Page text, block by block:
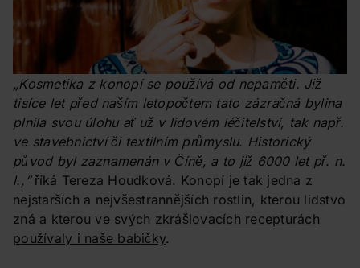
„Kosmetika z konopí se používá od nepaměti. Již
tisíce let před naším letopočtem tato zázračná bylina
plnila svou úlohu ať už v lidovém léčitelství, tak např.
ve stavebnictví či textilním průmyslu. Historický
původ byl zaznamenán v Číně, a to již 6000 let př. n.
l.,“říká Tereza Houdková. Konopí je tak jedna z
nejstarších a nejvšestrannějších rostlin, kterou lidstvo
zná a kterou ve svých zkrášlovacích recepturách
používaly i naše babičky.